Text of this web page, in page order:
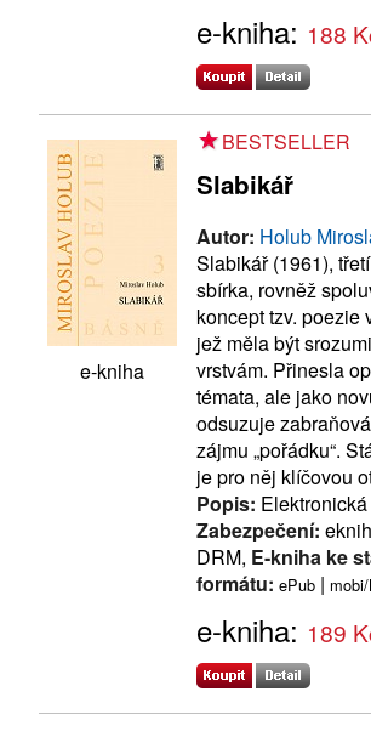
e-kniha: 188
e-kniha
BESTSELLER
Slabikář
Autor: Holub
Slabikář (1961),
sbírka, rovněž
koncept tzv. poezie
jež měla být
vrstvám. Přinesla
témata, ale jako
odsuzuje
zájmu „pořádku“.
je pro něj klíčovou
Popis:
Zabezpečení:
DRM, E-kniha ke
formátu: ePub |
e-kniha: 189